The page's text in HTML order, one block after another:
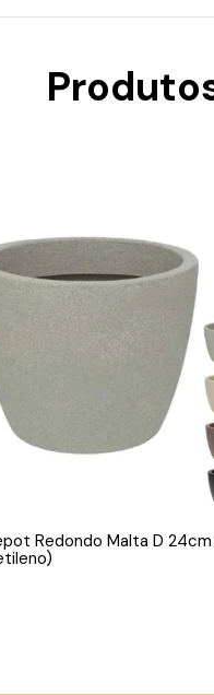
Redondo Malta D 24cm